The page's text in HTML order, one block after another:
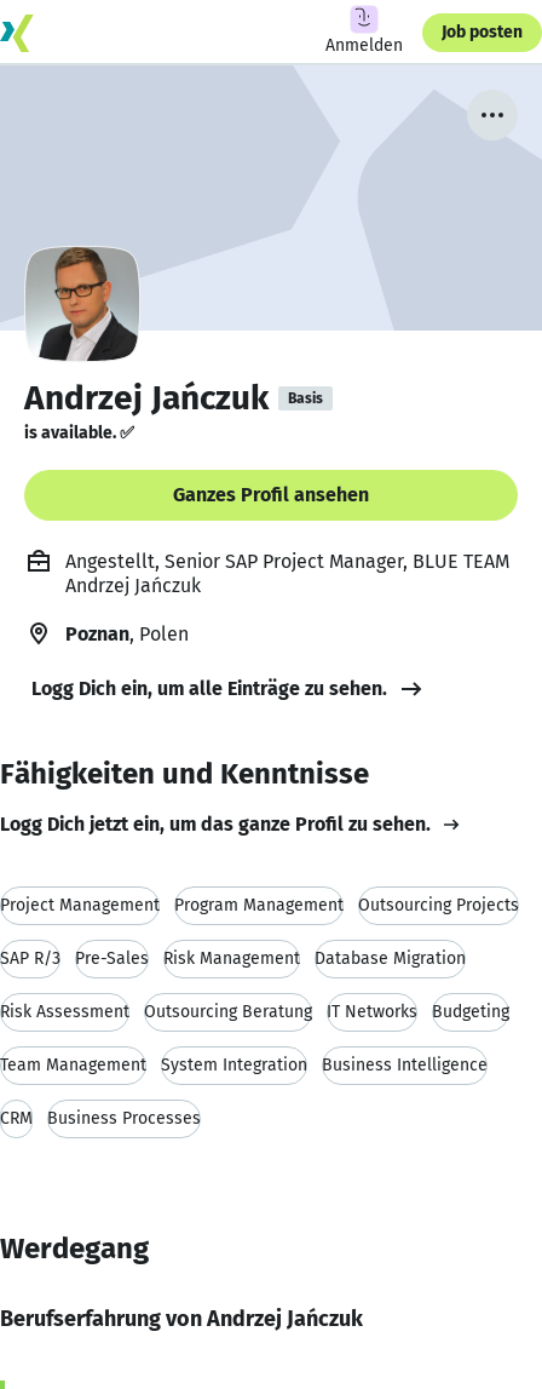
Anmelden
Job posten
Andrzej Jańczuk Basis
is available. ✅
Ganzes Profil ansehen
Angestellt, Senior SAP Project Manager, BLUE TEAM
Andrzej Jańczuk
Poznan, Polen
Logg Dich ein, um alle Einträge zu sehen.
Fähigkeiten und Kenntnisse
Logg Dich jetzt ein, um das ganze Profil zu sehen.
Project Management Program Management Outsourcing Projects
SAP R/3 Pre-Sales Risk Management Database Migration
Risk Assessment Outsourcing Beratung IT Networks Budgeting
Team Management System Integration Business Intelligence
CRM Business Processes
Werdegang
Berufserfahrung von Andrzej Jańczuk